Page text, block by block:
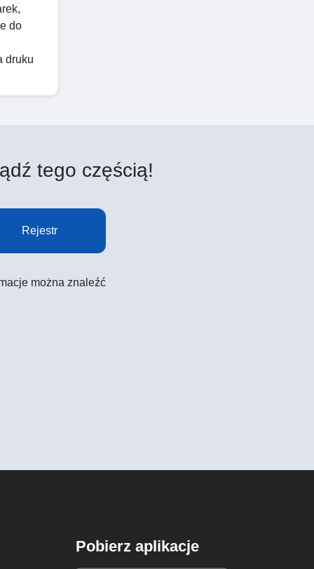
do
druku
tego częścią!
Rejestr
można znaleźć
Pobierz aplikacje